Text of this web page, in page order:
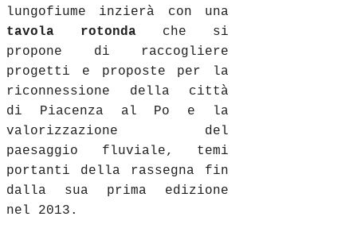
lungofiume inzierà con una
tavola rotonda che si
propone di raccogliere
progetti e proposte per la
riconnessione della città
di Piacenza al Po e la
valorizzazione del
paesaggio fluviale, temi
portanti della rassegna fin
dalla sua prima edizione
nel 2013.